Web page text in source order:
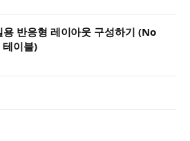
반응형 레이아웃 구성하기 (No
이블)